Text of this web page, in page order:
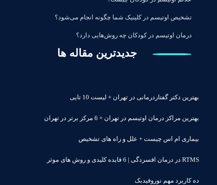
تشخیص اوتیسم در کلینیک شما چگونه انجام می‌شود؟
درمان اوتیسم در کودکان چه روش‌هایی دارد؟
جدیدترین مقاله ها
بهترین دکتر گفتاردرمانی در تهران + لیست 10 تایی
بهترین مراکز درمان اوتیسم در تهران + 6 مرکز برتر در تهران
بیماری ام اس چیست + علل و راه های تشخیص
RTMS در درمان افسردگی | 6 فایده کلیدی و روش های موثر
ده کاربرد مهم نوروفیدبک